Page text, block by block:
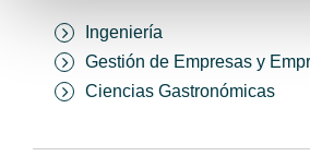
Ingeniería
Gestión de Empresas y
Ciencias Gastronómicas